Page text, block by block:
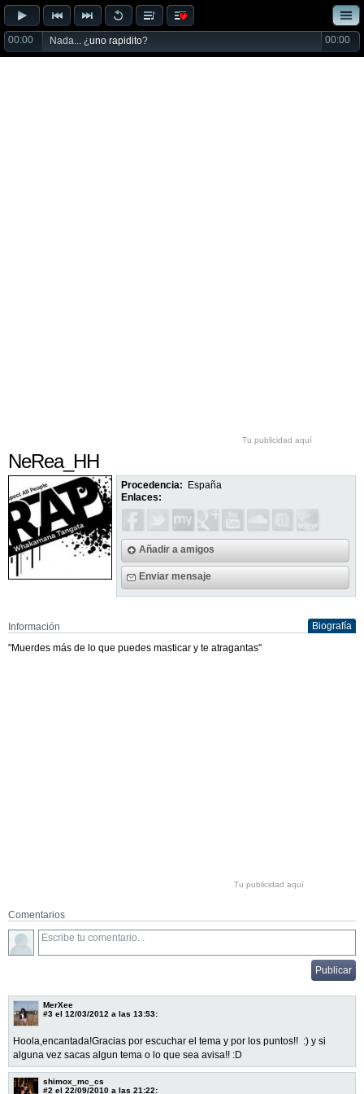
00:00 Nada... ¿uno rapidito? 00:00
Tu publicidad aquí
NeRea_HH
Procedencia:
España
Enlaces:
Añadir a amigos
Enviar mensaje
Información
Biografía
"Muerdes más de lo que puedes masticar y te atragantas"
Tu publicidad aquí
Comentarios
MerXee
#3 el 12/03/2012 a las 13:53:
Hoola,encantada!Gracias por escuchar el tema y por los puntos!! :) y si
alguna vez sacas algun tema o lo que sea avisa!! :D
shimox_mc_cs
#2 el 22/09/2010 a las 21:22: